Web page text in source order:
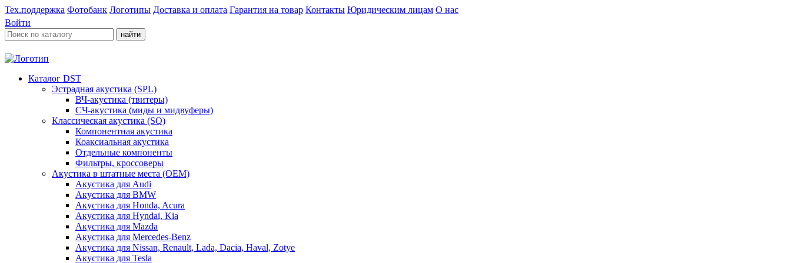
Тех.поддержка Фотобанк Логотипы Доставка и оплата Гарантия на товар Контакты Юридическим лицам О нас
Войти
найти
Каталог DST
Эстрадная акустика (SPL)
ВЧ-акустика (твитеры)
СЧ-акустика (миды и мидвуферы)
Классическая акустика (SQ)
Компонентная акустика
Коаксиальная акустика
Отдельные компоненты
Фильтры, кроссоверы
Акустика в штатные места (OEM)
Акустика для Audi
Акустика для BMW
Акустика для Honda, Acura
Акустика для Hyndai, Kia
Акустика для Mazda
Акустика для Mercedes-Benz
Акустика для Nissan, Renault, Lada, Dacia, Haval, Zotye
Акустика для Tesla